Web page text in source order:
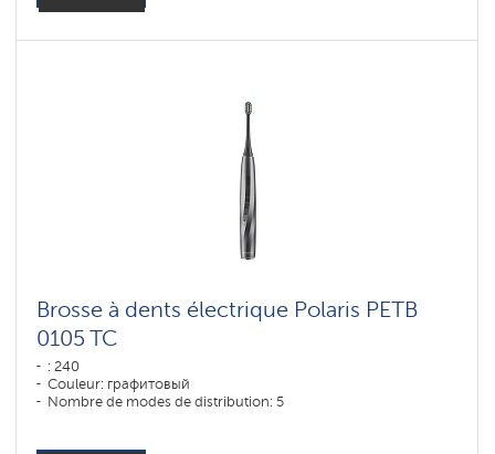
Brosse à dents électrique Polaris PETB
0105 TC
: 240
Couleur: графитовый
Nombre de modes de distribution: 5